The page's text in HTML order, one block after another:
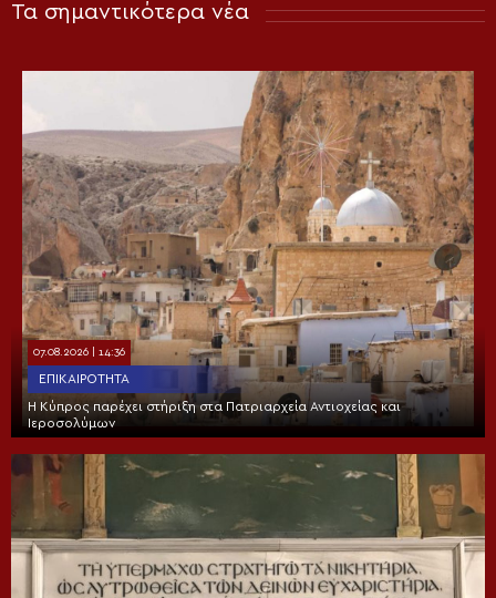
Τα σημαντικότερα νέα
07.08.2026 | 14:36
ΕΠΙΚΑΙΡΌΤΗΤΑ
Η Κύπρος παρέχει στήριξη στα Πατριαρχεία Αντιοχείας και
Ιεροσολύμων